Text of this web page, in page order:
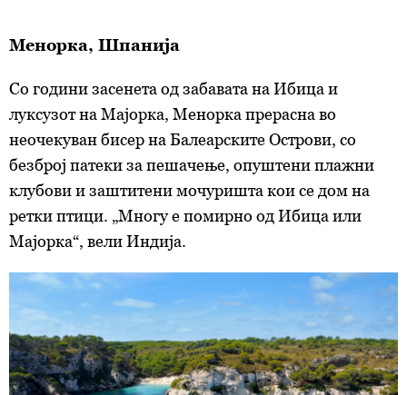
Менорка, Шпанија
Со години засенета од забавата на Ибица и
луксузот на Мајорка, Менорка прерасна во
неочекуван бисер на Балеарските Острови, со
безброј патеки за пешачење, опуштени плажни
клубови и заштитени мочуришта кои се дом на
ретки птици. „Многу е помирно од Ибица или
Мајорка“, вели Индија.